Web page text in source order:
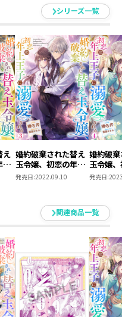
り――？
――」
、純愛異世界ファンタ
シリーズ一覧
え
上
婚約破棄された替え
玉令嬢、初恋の年上
王子に溺愛される3
発売日:2022.09.10
婚約破
玉令嬢
王子に
4【電子
発売日:
関連商品一覧